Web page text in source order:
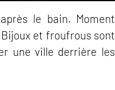
le bain. Moment
et froufrous sont
une ville derrière les